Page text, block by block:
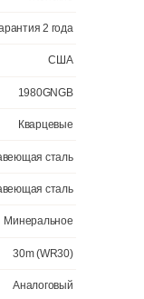
(с заводной
Официальная